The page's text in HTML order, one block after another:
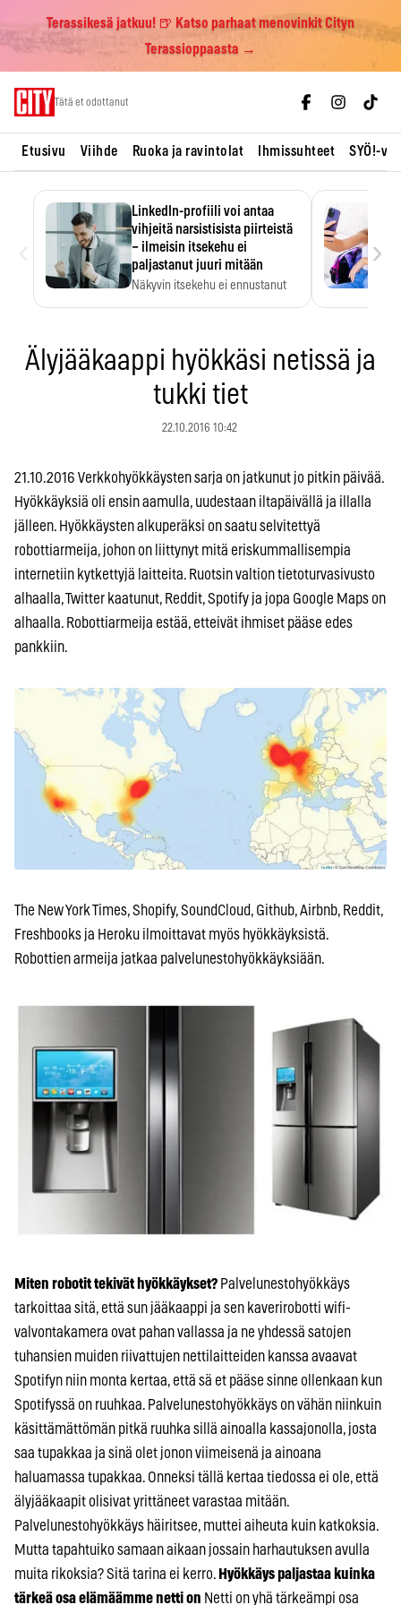
Terassikesä jatkuu! 🍺 Katso parhaat menovinkit Cityn
Terassioppaasta →
Tätä et odottanut
Etusivu Viihde Ruoka ja ravintolat Ihmissuhteet SYÖ!-
LinkedIn-profiili voi antaa
vihjeitä narsistisista piirteistä
– ilmeisin itsekehu ei
paljastanut juuri mitään
Näkyvin itsekehu ei ennustanut
›
Älyjääkaappi hyökkäsi netissä ja
tukki tiet
22.10.2016 10:42
21.10.2016 Verkkohyökkäysten sarja on jatkunut jo pitkin päivää.
Hyökkäyksiä oli ensin aamulla, uudestaan iltapäivällä ja illalla
jälleen. Hyökkäysten alkuperäksi on saatu selvitettyä
robottiarmeija, johon on liittynyt mitä eriskummallisempia
internetiin kytkettyjä laitteita. Ruotsin valtion tietoturvasivusto
alhaalla, Twitter kaatunut, Reddit, Spotify ja jopa Google Maps on
alhaalla. Robottiarmeija estää, etteivät ihmiset pääse edes
pankkiin.
The New York Times, Shopify, SoundCloud, Github, Airbnb, Reddit,
Freshbooks ja Heroku ilmoittavat myös hyökkäyksistä.
Robottien armeija jatkaa palvelunestohyökkäyksiään.
Miten robotit tekivät hyökkäykset? Palvelunestohyökkäys
tarkoittaa sitä, että sun jääkaappi ja sen kaverirobotti wifi-
valvontakamera ovat pahan vallassa ja ne yhdessä satojen
tuhansien muiden riivattujen nettilaitteiden kanssa avaavat
Spotifyn niin monta kertaa, että sä et pääse sinne ollenkaan kun
Spotifyssä on ruuhkaa. Palvelunestohyökkäys on vähän niinkuin
käsittämättömän pitkä ruuhka sillä ainoalla kassajonolla, josta
saa tupakkaa ja sinä olet jonon viimeisenä ja ainoana
haluamassa tupakkaa. Onneksi tällä kertaa tiedossa ei ole, että
älyjääkaapit olisivat yrittäneet varastaa mitään.
Palvelunestohyökkäys häiritsee, muttei aiheuta kuin katkoksia.
Mutta tapahtuiko samaan aikaan jossain harhautuksen avulla
muita rikoksia? Sitä tarina ei kerro. Hyökkäys paljastaa kuinka
tärkeä osa elämäämme netti on Netti on yhä tärkeämpi osa